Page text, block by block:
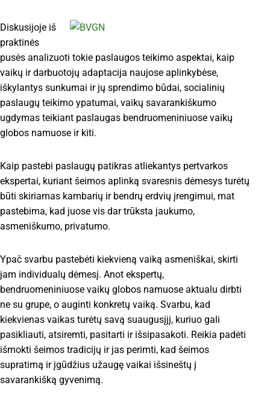
Diskusijoje iš
praktinės
pusės analizuoti tokie paslaugos teikimo aspektai, kaip
vaikų ir darbuotojų adaptacija naujose aplinkybėse,
iškylantys sunkumai ir jų sprendimo būdai, socialinių
paslaugų teikimo ypatumai, vaikų savarankiškumo
ugdymas teikiant paslaugas bendruomeniniuose vaikų
globos namuose ir kiti.
Kaip pastebi paslaugų patikras atliekantys pertvarkos
ekspertai, kuriant šeimos aplinką svaresnis dėmesys turėtų
būti skiriamas kambarių ir bendrų erdvių įrengimui, mat
pastebima, kad juose vis dar trūksta jaukumo,
asmeniškumo, privatumo.
Ypač svarbu pastebėti kiekvieną vaiką asmeniškai, skirti
jam individualų dėmesį. Anot ekspertų,
bendruomeniniuose vaikų globos namuose aktualu dirbti
ne su grupe, o auginti konkretų vaiką. Svarbu, kad
kiekvienas vaikas turėtų savą suaugusįjį, kuriuo gali
pasikliauti, atsiremti, pasitarti ir išsipasakoti. Reikia padėti
išmokti šeimos tradicijų ir jas perimti, kad šeimos
supratimą ir įgūdžius užaugę vaikai išsineštų į
savarankišką gyvenimą.